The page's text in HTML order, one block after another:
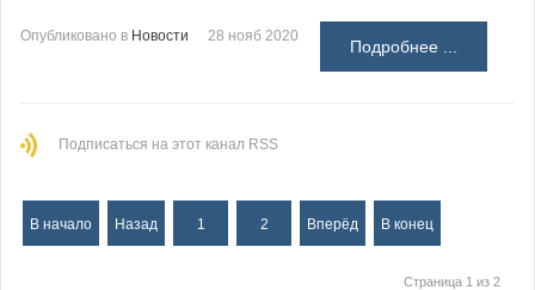
Опубликовано в Новости 28 нояб 2020
Подробнее ...
Подписаться на этот канал RSS
В начало Назад 1 2 Вперёд В конец
Страница 1 из 2